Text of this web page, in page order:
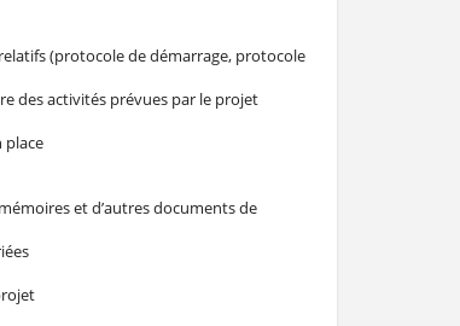
(protocole de démarrage, protocole
des activités prévues par le projet
place
et d’autres documents de